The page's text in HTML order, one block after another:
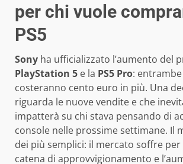
per chi vuole
PS5
Sony ha ufficializzato l’aumento del
PlayStation 5 e la PS5 Pro:
costeranno cento euro in più. Una
riguarda le nuove vendite e che
impatterà su chi stava pensando di
console nelle prossime settimane. Il
dei più semplici: il mercato soffre
catena di approvvigionamento e